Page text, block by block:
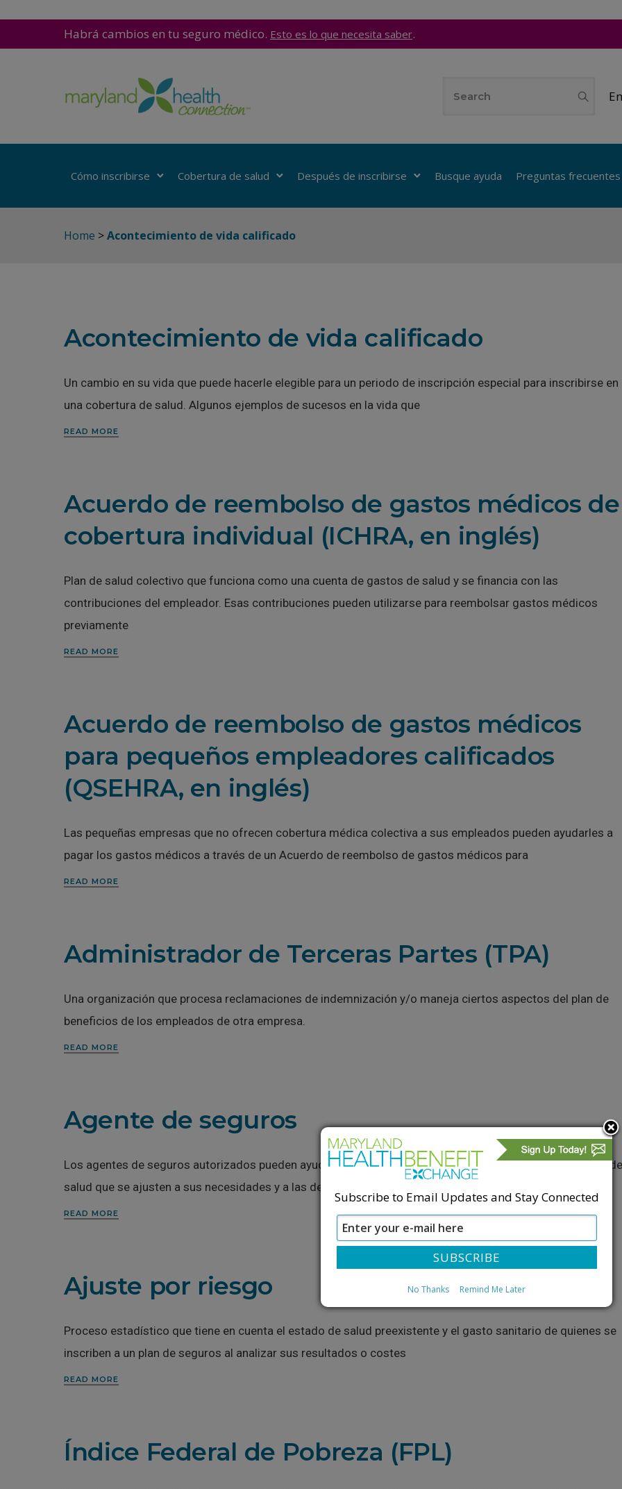
Habrá cambios en tu seguro médico. Esto es lo que necesita saber.
Cómo inscribirse Cobertura de salud Después de inscribirse Busque ayuda Preguntas frecuentes
Home >Acontecimiento de vida calificado
Acontecimiento de vida calificado
Un cambio en su vida que puede hacerle elegible para un periodo de inscripción especial para inscribirse en
una cobertura de salud. Algunos ejemplos de sucesos en la vida que
READ MORE
Acuerdo de reembolso de gastos médicos de
cobertura individual (ICHRA, en inglés)
Plan de salud colectivo que funciona como una cuenta de gastos de salud y se financia con las
contribuciones del empleador. Esas contribuciones pueden utilizarse para reembolsar gastos médicos
previamente
READ MORE
Acuerdo de reembolso de gastos médicos
para pequeños empleadores calificados
(QSEHRA, en inglés)
Las pequeñas empresas que no ofrecen cobertura médica colectiva a sus empleados pueden ayudarles a
pagar los gastos médicos a través de un Acuerdo de reembolso de gastos médicos para
READ MORE
Administrador de Terceras Partes (TPA)
Una organización que procesa reclamaciones de indemnización y/o maneja ciertos aspectos del plan de
beneficios de los empleados de otra empresa.
READ MORE
Agente de seguros
Los agentes de seguros autorizados pueden ayudarle a elegir una compañía de seguro médico y un plan de
salud que se ajusten a sus necesidades y a las de su
READ MORE
Ajuste por riesgo
Proceso estadístico que tiene en cuenta el estado de salud preexistente y el gasto sanitario de quienes se
inscriben a un plan de seguros al analizar sus resultados o costes
READ MORE
Índice Federal de Pobreza (FPL)
Subscribe to Email Updates and Stay Connected
No Thanks Remind Me Later